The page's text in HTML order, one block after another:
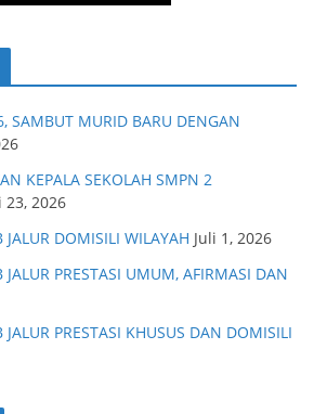
SAMBUT MURID BARU DENGAN
KEPALA SEKOLAH SMPN 2
23, 2026
DOMISILI WILAYAH Juli 1, 2026
PRESTASI UMUM, AFIRMASI DAN
PRESTASI KHUSUS DAN DOMISILI